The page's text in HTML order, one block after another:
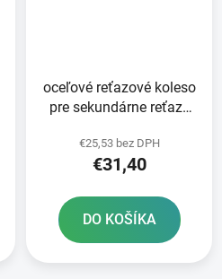
oceľové reťazové koleso
pre sekundárne reťaze
zubov
€25,53 bez DPH
€31,40
DO KOŠÍKA